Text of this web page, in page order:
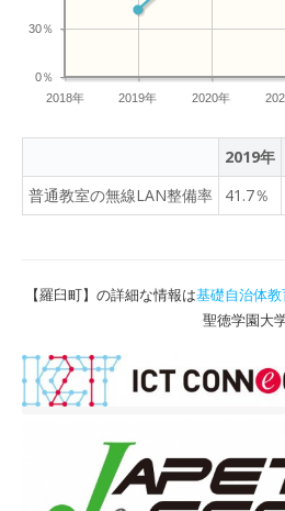
2018年 2019年 2020年
0％
30％
2019年
普通教室の無線LAN整備率
41.7％
【羅臼町】の詳細な情報は基礎自治体
聖徳学園大